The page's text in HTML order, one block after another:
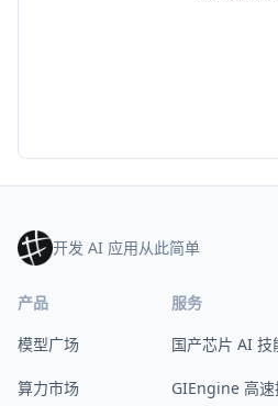
开发 AI 应用从此简单
产品
模型广场
算力市场
服务
国产芯片 AI 技
GIEngine 高